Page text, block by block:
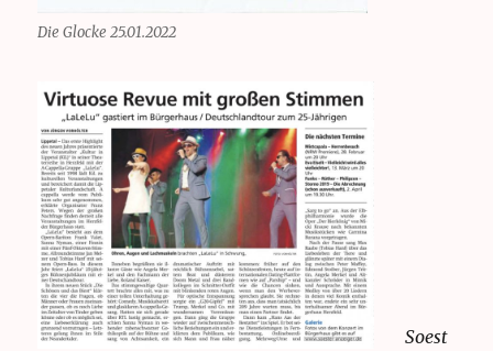
Die Glocke 25.01.2022
Soest